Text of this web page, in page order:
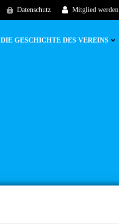
Datenschutz Mitglied werden
DIE GESCHICHTE DES VEREINS